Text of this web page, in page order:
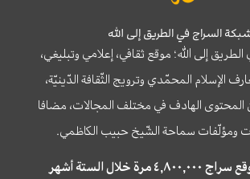
السراج في الطريق إلى الله
إلى الله؛ موقع ثقافي، إعلامي وتبليغي،
الإسلام المحمّدي وترويج الثّقافة الدّينيّة،
الهادف في مختلف المجالات، مضافا
ومؤلّفات سماحة الشّيخ حبيب الكاظمي.
تمّت زيارة موقع سراج ٤,٨٠٠,٠٠٠ مرة خلال الستة أشهر